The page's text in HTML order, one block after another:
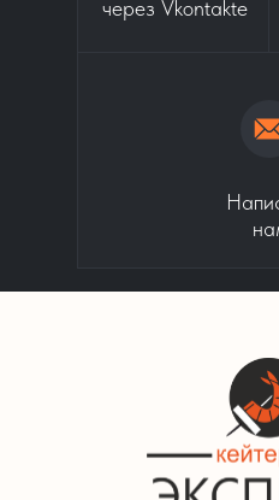
через Vkontakte